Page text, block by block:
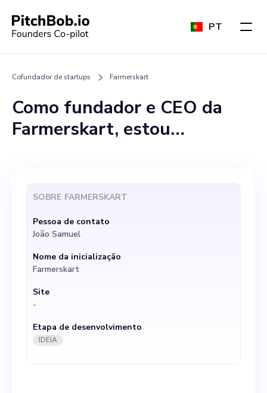
PT
Cofundador de startups Farmerskart
Como fundador e CEO da
Farmerskart, estou
forte paixão pela agricultura
sustentável e experiência em
negócios locais de alimentos
para me ajudar a estabelecer
nossa startup. Essa startup
se preocupa em capacitar os
agricultores locais,
fornecendo uma plataforma
SOBRE FARMERSKART
Pessoa de contato
João Samuel
Nome da inicialização
Farmerskart
Site
-
Etapa de desenvolvimento
IDEIA